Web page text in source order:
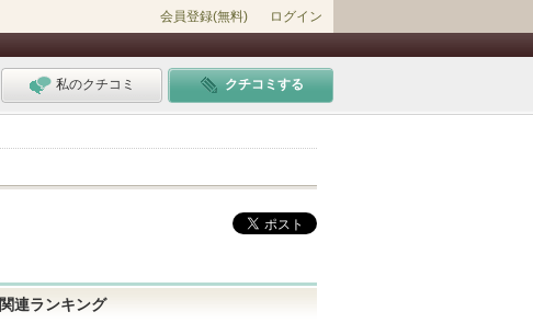
会員登録(無料) ログイン
私のクチコミ クチコミする
関連ランキング